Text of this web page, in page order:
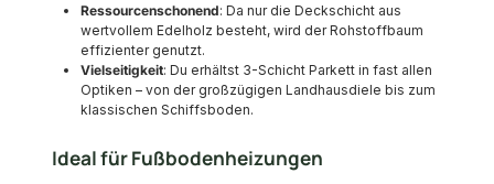
Ressourcenschonend: Da nur die Deckschicht aus
wertvollem Edelholz besteht, wird der Rohstoffbaum
effizienter genutzt.
Vielseitigkeit: Du erhältst 3-Schicht Parkett in fast allen
Optiken – von der großzügigen Landhausdiele bis zum
klassischen Schiffsboden.
Ideal für Fußbodenheizungen